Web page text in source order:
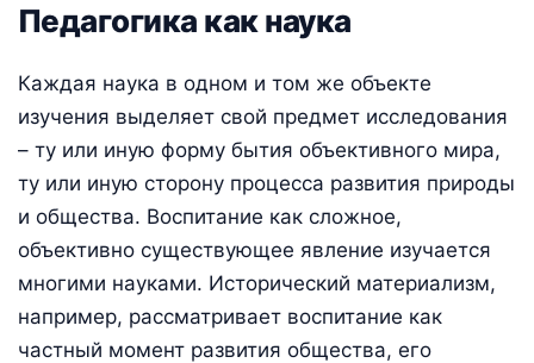
Педагогика как наука
Каждая наука в одном и том же объекте
изучения выделяет свой предмет исследования
– ту или иную форму бытия объективного мира,
ту или иную сторону процесса развития природы
и общества. Воспитание как сложное,
объективно существующее явление изучается
многими науками. Исторический материализм,
например, рассматривает воспитание как
частный момент развития общества, его